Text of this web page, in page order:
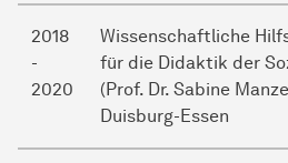
2018
-
2020
Wissenschaftliche
für die Didaktik der
(Prof. Dr. Sabine
Duisburg-Essen